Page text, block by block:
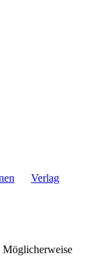
Verlag
Möglicherweise